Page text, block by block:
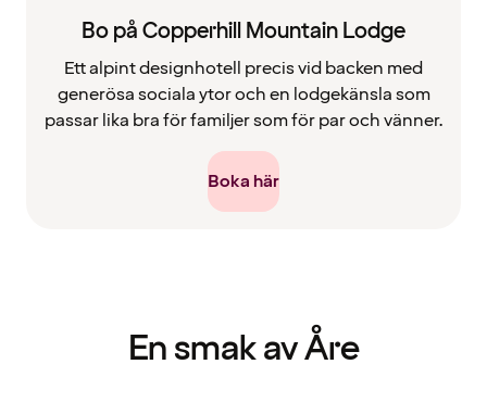
Bo på Copperhill Mountain Lodge
Ett alpint designhotell precis vid backen med
generösa sociala ytor och en lodgekänsla som
passar lika bra för familjer som för par och vänner.
Boka här
En smak av Åre